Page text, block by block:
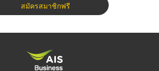
สมัครสมาชิกฟรี